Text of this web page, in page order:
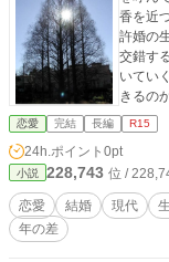
香を近
許婚の
交錯す
いてい
きるの
恋愛 完結 長編 R15
24h.ポイント 0pt
小説 228,743 位 /
恋愛 結婚 現代
年の差